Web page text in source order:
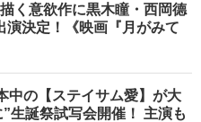
く意欲作に黒木瞳・西岡德
演決定！《映画『月がみて
中の【ステイサム愛】が大
生誕祭試写会開催！ 主演も